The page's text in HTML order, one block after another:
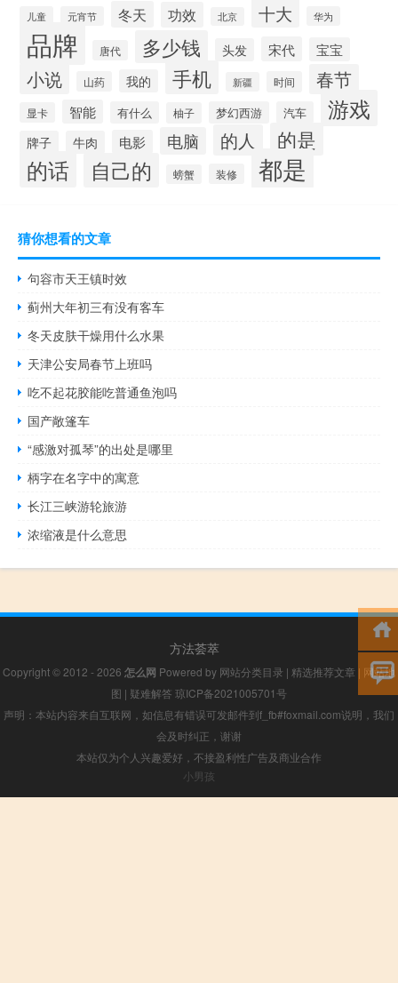
儿童 元宵节 冬天 功效 北京 十大 华为
品牌 唐代 多少钱 头发 宋代 宝宝
小说 山药 我的 手机 新疆 时间 春节
显卡 智能 有什么 柚子 梦幻西游 汽车 游戏
牌子 牛肉 电影 电脑 的人 的是
的话 自己的 螃蟹 装修 都是
猜你想看的文章
句容市天王镇时效
蓟州大年初三有没有客车
冬天皮肤干燥用什么水果
天津公安局春节上班吗
吃不起花胶能吃普通鱼泡吗
国产敞篷车
“感激对孤琴”的出处是哪里
柄字在名字中的寓意
长江三峡游轮旅游
浓缩液是什么意思
方法荟萃
Copyright © 2012 - 2026 怎么网 Powered by 网站分类目录 | 精选推荐文章 | 网站地
图 | 疑难解答 琼ICP备2021005701号
声明：本站内容来自互联网，如信息有错误可发邮件到f_fb#foxmail.com说明，我们
会及时纠正，谢谢
本站仅为个人兴趣爱好，不接盈利性广告及商业合作
小男孩